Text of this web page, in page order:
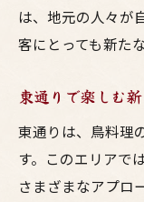
は、地元の人々が
客にとっても新た
東通りで楽しむ
東通りは、鳥料理
す。このエリアで
さまざまなアプロ